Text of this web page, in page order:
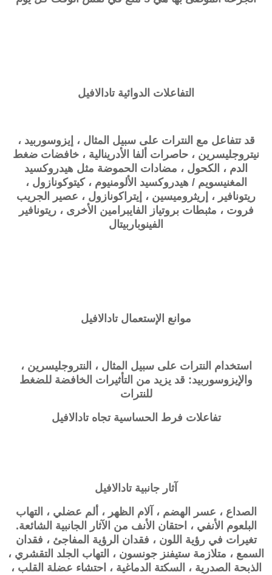
التفاعلات الدوائية تادالافيل
قد تتفاعل مع النترات على سبيل المثال ، إيزوسوربيد ،
نيتروجليسرين ، حاصرات ألفا الأدرينالية ، خافضات ضغط
الدم ، الكحول ، مضادات الحموضة مثل هيدروكسيد
المغنيسويم / هيدروكسيد الألومنيوم ، كيتوكونازول ،
ريتونافير ، إريثروميسين ، إيتراكونازول ، عصير الجريب
فروت ، مثبطات بروتياز الفايبرامين الأخرى ، ريتونافير
الفينوباربيتال
موانع الإستعمال تادالافيل
استخدام النترات على سبيل المثال ، النتروجليسرين ،
والإيزوسوربيد: قد يزيد من التأثيرات الخافضة للضغط
للنترات
تفاعلات فرط الحساسية تجاه تادالافيل
آثار جانبية تادالافيل
الصداع ، عسر الهضم ، آلام الظهر ، ألم عضلي ، التهاب
البلعوم الأنفي ، احتقان الأنف من الآثار الجانبية الشائعة.
تغيرات في رؤية اللون ، فقدان الرؤية المفاجئ ، فقدان
السمع ، متلازمة ستيفنز جونسون ، التهاب الجلد التقشري ،
الذبحة الصدرية ، السكتة الدماغية ، احتشاء عضلة القلب ،